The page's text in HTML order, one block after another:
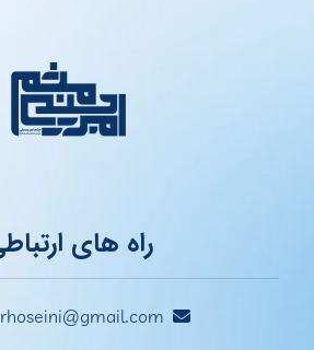
راه های